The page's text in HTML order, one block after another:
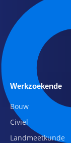
Werkzoekende
Bouw
Civiel
Landmeetkunde